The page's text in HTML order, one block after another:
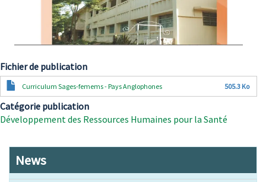
Fichier de publication
DocumentCurriculum Sages-femems - Pays Anglophones 505.3 Ko
Catégorie publication
Développement des Ressources Humaines pour la Santé
News